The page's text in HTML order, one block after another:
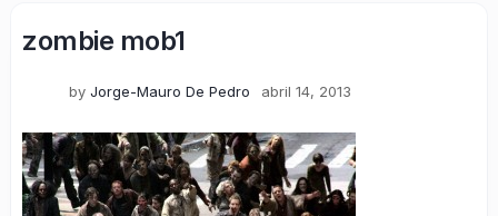
zombie mob1
by Jorge-Mauro De Pedro abril 14, 2013